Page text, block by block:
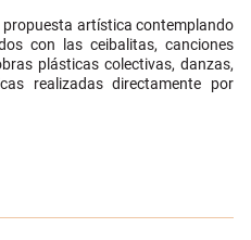
artística contemplando
con las ceibalitas, canciones
plásticas colectivas, danzas,
realizadas directamente por